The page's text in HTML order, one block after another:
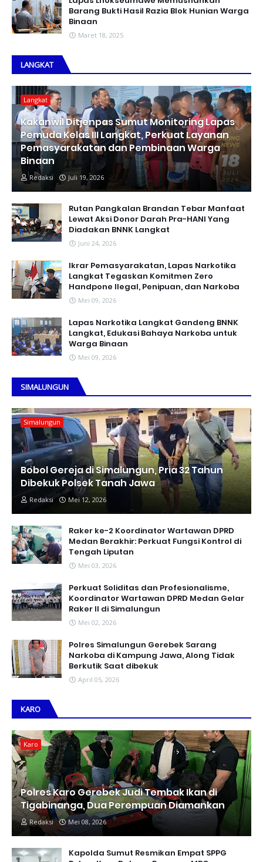
Barang Bukti Hasil Razia Blok Hunian Warga
Binaan
Maret 18, 2025
LANGKAT
Langkat
Kakanwil Ditjenpas Sumut Monitoring Lapas
Pemuda Kelas III Langkat, Perkuat Layanan
Pemasyarakatan dan Pembinaan Warga
Binaan
Redaksi Juli 19, 2026
Rutan Pangkalan Brandan Tebar Manfaat
Lewat Aksi Donor Darah Pra-HANI Yang
Diadakan BNNK Langkat
Juni 24, 2026
Ikrar Pemasyarakatan, Lapas Narkotika
Langkat Tegaskan Komitmen Zero
Handpone llegal, Penipuan, dan Narkoba
Mei 09, 2026
Lapas Narkotika Langkat Gandeng BNNK
Langkat, Edukasi Bahaya Narkoba untuk
Warga Binaan
Mei 09, 2026
SIMALUNGUN
Simalungun
Bobol Gereja di Simalungun, Pria 32 Tahun
Dibekuk Polsek Tanah Jawa
Redaksi Mei 12, 2026
Raker ke-2 Koordinator Wartawan DPRD
Medan Berakhir: Perkuat Fungsi Kontrol di
Tengah Liputan
Mei 03, 2026
Perkuat Soliditas dan Profesionalisme,
Koordinator Wartawan DPRD Medan Gelar
Raker II di Simalungun
Mei 02, 2026
Polres Simalungun Gerebek Sarang
Narkoba di Kampung Jawa, Along Tidak
Berkutik Saat dibekuk
April 05, 2026
KARO
Karo
Polres Karo Gerebek Judi Tembak Ikan di
Tigabinanga, Dua Perempuan Diamankan
Redaksi Mei 08, 2026
Kapolda Sumut Resmikan Empat SPPG